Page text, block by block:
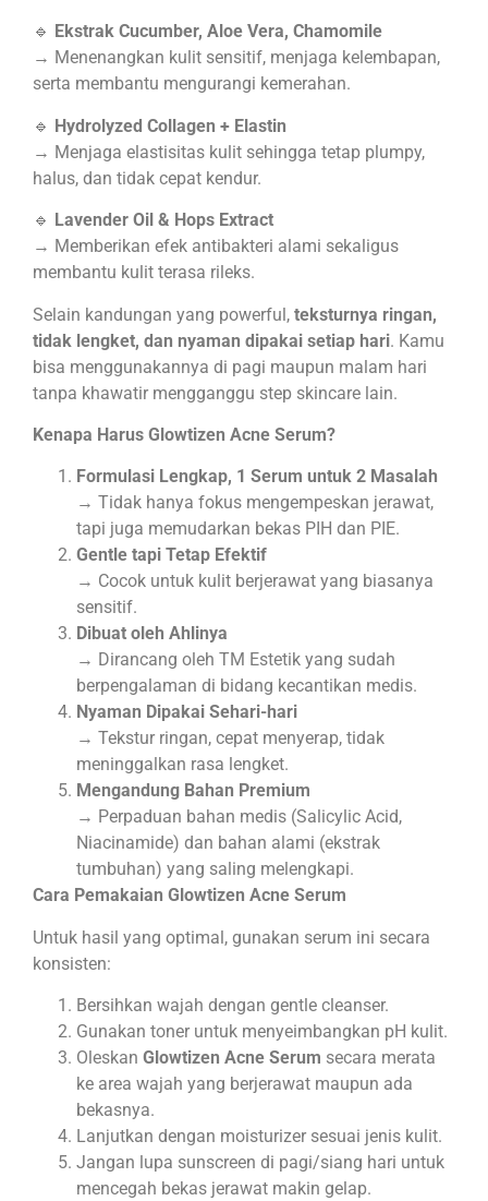
🔹 Ekstrak Cucumber, Aloe Vera, Chamomile
→ Menenangkan kulit sensitif, menjaga kelembapan,
serta membantu mengurangi kemerahan.
🔹 Hydrolyzed Collagen + Elastin
→ Menjaga elastisitas kulit sehingga tetap plumpy,
halus, dan tidak cepat kendur.
🔹 Lavender Oil & Hops Extract
→ Memberikan efek antibakteri alami sekaligus
membantu kulit terasa rileks.
Selain kandungan yang powerful, teksturnya ringan,
tidak lengket, dan nyaman dipakai setiap hari. Kamu
bisa menggunakannya di pagi maupun malam hari
tanpa khawatir mengganggu step skincare lain.
Kenapa Harus Glowtizen Acne Serum?
Formulasi Lengkap, 1 Serum untuk 2 Masalah
→ Tidak hanya fokus mengempeskan jerawat,
tapi juga memudarkan bekas PIH dan PIE.
Gentle tapi Tetap Efektif
→ Cocok untuk kulit berjerawat yang biasanya
sensitif.
Dibuat oleh Ahlinya
→ Dirancang oleh TM Estetik yang sudah
berpengalaman di bidang kecantikan medis.
Nyaman Dipakai Sehari-hari
→ Tekstur ringan, cepat menyerap, tidak
meninggalkan rasa lengket.
Mengandung Bahan Premium
→ Perpaduan bahan medis (Salicylic Acid,
Niacinamide) dan bahan alami (ekstrak
tumbuhan) yang saling melengkapi.
Cara Pemakaian Glowtizen Acne Serum
Untuk hasil yang optimal, gunakan serum ini secara
konsisten:
Bersihkan wajah dengan gentle cleanser.
Gunakan toner untuk menyeimbangkan pH kulit.
Oleskan Glowtizen Acne Serum secara merata
ke area wajah yang berjerawat maupun ada
bekasnya.
Lanjutkan dengan moisturizer sesuai jenis kulit.
Jangan lupa sunscreen di pagi/siang hari untuk
mencegah bekas jerawat makin gelap.